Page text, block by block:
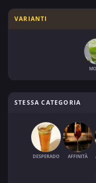
VARIANTI
STESSA CATEGORIA
DESPERADO AFFINITÀ